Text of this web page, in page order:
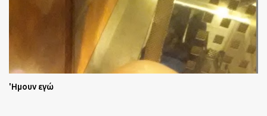
'Ημουν εγώ